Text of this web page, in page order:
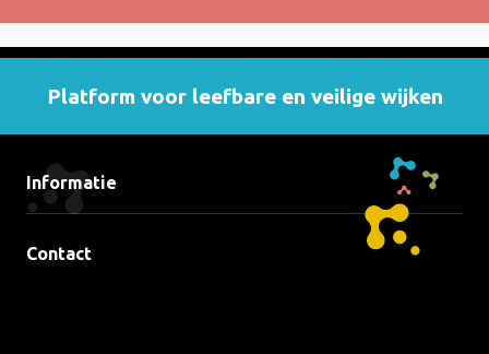
jaar
Kwetsbare
Wijken
Platform voor leefbare en veilige wijken
Informatie
Contact